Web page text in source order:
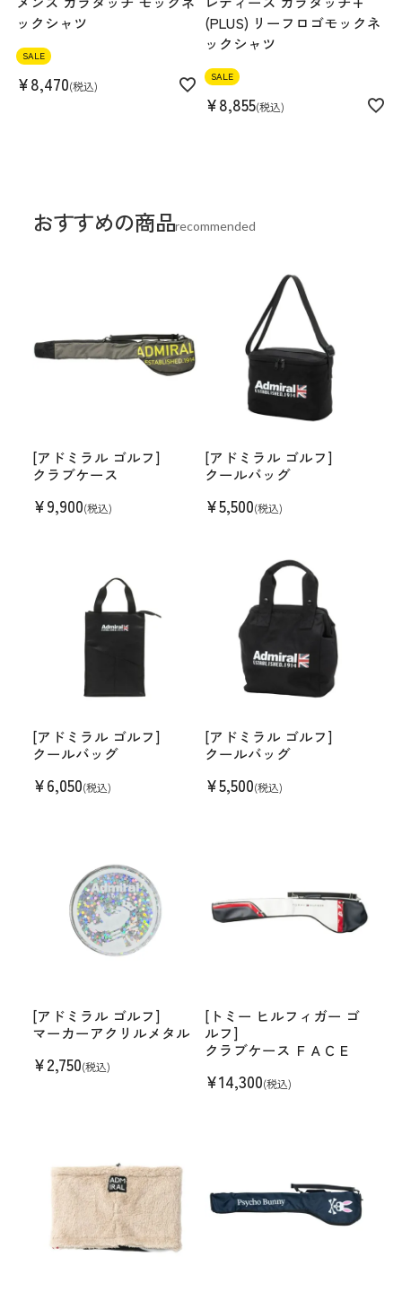
ックシャツ
SALE
¥8,470 税込
(PLUS) リーフロゴモックネ
ックシャツ
SALE
¥8,855 税込
おすすめの商品recommended
[アドミラル ゴルフ]
クラブケース
¥9,900(税込)
[アドミラル ゴルフ]
クールバッグ
¥5,500(税込)
[アドミラル ゴルフ]
クールバッグ
¥6,050(税込)
[アドミラル ゴルフ]
クールバッグ
¥5,500(税込)
[アドミラル ゴルフ]
マーカーアクリルメタル
¥2,750(税込)
[トミー ヒルフィガー ゴ
ルフ]
クラブケース ＦＡＣＥ
¥14,300(税込)